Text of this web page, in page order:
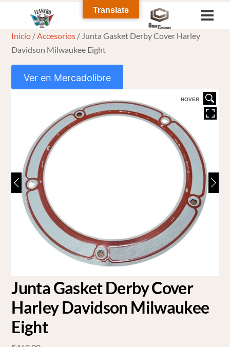
content
Inicio /Accesorios / Junta Gasket Derby Cover Harley
Davidson Milwaukee Eight
Ver en Mercadolibre
HOVER
Junta Gasket Derby Cover
Harley Davidson Milwaukee
Eight
Translate